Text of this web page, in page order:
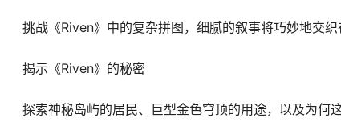
挑战《Riven》中的复杂拼图，细腻的叙事将巧妙地交
揭示《Riven》的秘密
探索神秘岛屿的居民、巨型金色穹顶的用途，以及为何